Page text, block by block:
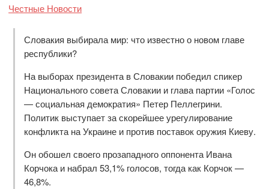
Честные Новости
Словакия выбирала мир: что известно о новом главе
республики?
На выборах президента в Словакии победил спикер
Национального совета Словакии и глава партии «Голос
— социальная демократия» Петер Пеллегрини.
Политик выступает за скорейшее урегулирование
конфликта на Украине и против поставок оружия Киеву.
Он обошел своего прозападного оппонента Ивана
Корчока и набрал 53,1% голосов, тогда как Корчок —
46,8%.